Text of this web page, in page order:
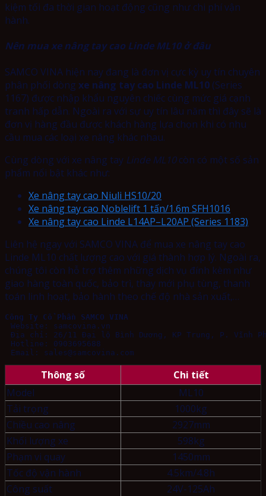
kiệm tối đa thời gian hoạt động cũng như chi phí vận
hành.
Nên mua xe nâng tay cao Linde ML10 ở đâu
SAMCO VINA hiện nay đang là đơn vị cực kỳ uy tín chuyên
phân phối dòng xe nâng tay cao Linde ML10 (Series
1167) được nhập khẩu nguyên chiếc cùng mức giá cạnh
tranh hấp dẫn. Ngoài ra với sự uy tín lâu năm thì đây sẽ là
đơn vị hàng đầu được khách hàng lựa chọn khi có nhu
cầu mua các loại xe nâng khác nhau.
Cùng dòng với xe nâng tay Linde ML10còn có một số sản
phẩm nổi bật khác như:
Xe nâng tay cao Niuli HS10/20
Xe nâng tay cao Noblelift 1 tấn/1.6m SFH1016
Xe nâng tay cao Linde L14AP–L20AP (Series 1183)
Liên hệ ngay với SAMCO VINA để mua xe nâng tay cao
Linde ML10 chất lượng cao với giá thành hợp lý. Ngoài ra,
chúng tôi còn hỗ trợ thêm những dịch vụ đính kèm như
giao hàng toàn quốc, bảo trì, thay mới phụ tùng, thanh
toán linh hoạt, bảo hành theo chế độ nhà sản xuất,…
Công Ty Cổ Phần SAMCO VINA
Email: sales@samcovina.com
Thông số
Chi tiết
Model
ML10
Tải trọng
1000kg
Chiều cao nâng
2927mm
Khối lượng xe
598kg
Phạm vi quay
1450mm
Tốc độ vận hành
4.5km/4.8h
Công suất
24V-125Ah